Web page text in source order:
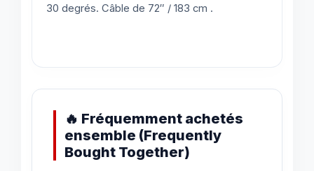
30 degrés. Câble de 72″ / 183 cm .
🔥 Fréquemment achetés
ensemble (Frequently
Bought Together)